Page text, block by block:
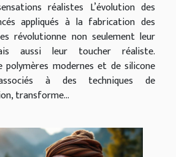
réalistes L’évolution des
appliqués à la fabrication des
révolutionne non seulement leur
aussi leur toucher réaliste.
polymères modernes et de silicone
à des techniques de
transforme...